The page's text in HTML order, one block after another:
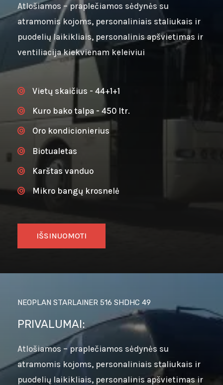
Atlošiamos – praplečiamos sėdynės su
atramomis kojoms, personaliniais staliukais ir
puodelių laikikliais, personalinis apšvietimas ir
ventiliacija kiekvienam keleiviui
Vietų skaičius - 44+1+1
Kuro bako talpa - 450 ltr.
Oro kondicionierius
Biotualetas
Karštas vanduo
Mikro bangų krosnelė
IŠSINUOMOTI
NEOPLAN STARLAINER 516 SHDHC 49
PRIVALUMAI:
Atlošiamos – praplečiamos sėdynės su
atramomis kojoms, personaliniais staliukais ir
puodelių laikikliais, personalinis apšvietimas ir